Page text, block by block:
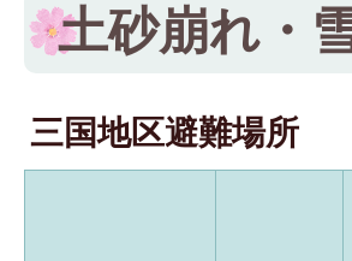
土砂崩れ・
三国地区避難場所